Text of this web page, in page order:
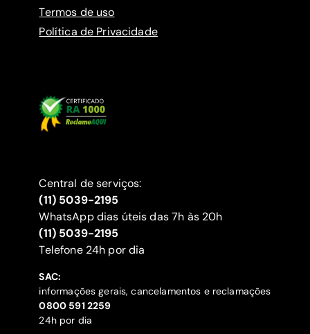
Termos de uso
Política de Privacidade
Central de serviços:
(11) 5039-2195
WhatsApp dias úteis das 7h às 20h
(11) 5039-2195
‍Telefone 24h por dia
SAC:
informações gerais, cancelamentos e reclamações
‍0800 591 2259
24h por dia